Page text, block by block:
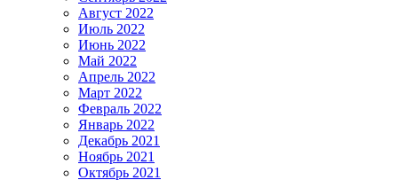
Август 2022
Июль 2022
Июнь 2022
Май 2022
Апрель 2022
Март 2022
Февраль 2022
Январь 2022
Декабрь 2021
Ноябрь 2021
Октябрь 2021